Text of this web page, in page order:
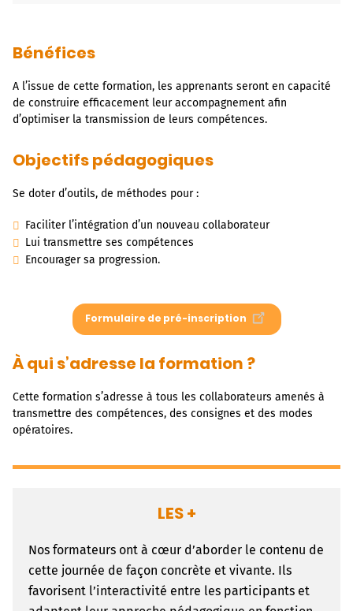
Bénéfices
A l’issue de cette formation, les apprenants seront en capacité
de construire efficacement leur accompagnement afin
d’optimiser la transmission de leurs compétences.
Objectifs pédagogiques
Se doter d’outils, de méthodes pour :
Faciliter l’intégration d’un nouveau collaborateur
Lui transmettre ses compétences
Encourager sa progression.
Formulaire de pré-inscription
À qui s’adresse la formation ?
Cette formation s’adresse à tous les collaborateurs amenés à
transmettre des compétences, des consignes et des modes
opératoires.
LES +
Nos formateurs ont à cœur d’aborder le contenu de
cette journée de façon concrète et vivante. Ils
favorisent l’interactivité entre les participants et